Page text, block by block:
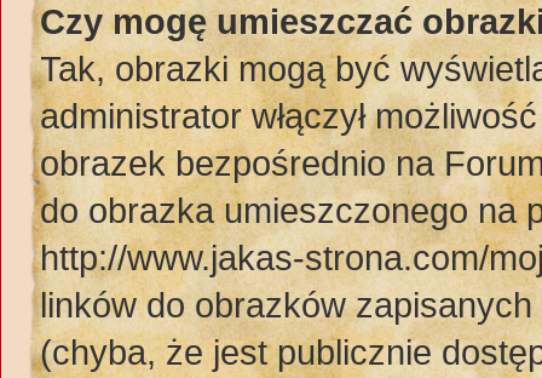
Czy mogę umieszczać
Tak, obrazki mogą być
administrator włączył
obrazek bezpośrednio na
do obrazka umieszczonego na
http://www.jakas-strona.com/
linków do obrazków
(chyba, że jest publicznie